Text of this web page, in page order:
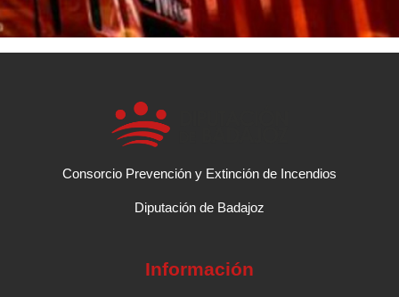
Consorcio Prevención y Extinción de Incendios
Diputación de Badajoz
Información